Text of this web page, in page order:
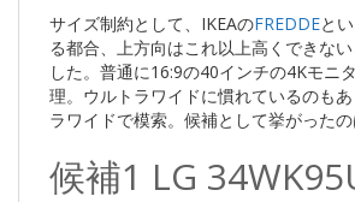
サイズ制約として、IKEAのFREDDEと
る都合、上方向はこれ以上高くできな
した。普通に16:9の40インチの4Kモニ
理。ウルトラワイドに慣れているのも
ラワイドで模索。候補として挙がったの
候補1 LG